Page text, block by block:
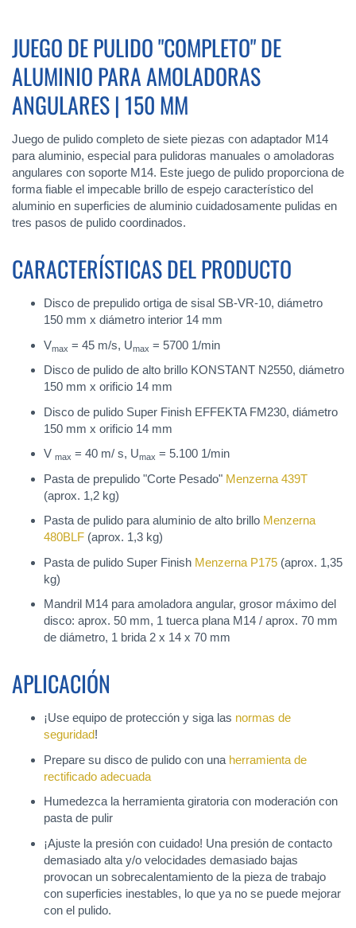
JUEGO DE PULIDO "COMPLETO" DE
ALUMINIO PARA AMOLADORAS
ANGULARES | 150 MM
Juego de pulido completo de siete piezas con adaptador M14
para aluminio, especial para pulidoras manuales o amoladoras
angulares con soporte M14. Este juego de pulido proporciona de
forma fiable el impecable brillo de espejo característico del
aluminio en superficies de aluminio cuidadosamente pulidas en
tres pasos de pulido coordinados.
CARACTERÍSTICAS DEL PRODUCTO
Disco de prepulido ortiga de sisal SB-VR-10, diámetro
150 mm x diámetro interior 14 mm
Vmax = 45 m/s, Umax = 5700 1/min
Disco de pulido de alto brillo KONSTANT N2550, diámetro
150 mm x orificio 14 mm
Disco de pulido Super Finish EFFEKTA FM230, diámetro
150 mm x orificio 14 mm
V max = 40 m/ s, Umax = 5.100 1/min
Pasta de prepulido "Corte Pesado" Menzerna 439T
(aprox. 1,2 kg)
Pasta de pulido para aluminio de alto brillo Menzerna
480BLF (aprox. 1,3 kg)
Pasta de pulido Super Finish Menzerna P175 (aprox. 1,35
kg)
Mandril M14 para amoladora angular, grosor máximo del
disco: aprox. 50 mm, 1 tuerca plana M14 / aprox. 70 mm
de diámetro, 1 brida 2 x 14 x 70 mm
APLICACIÓN
¡Use equipo de protección y siga las normas de
seguridad!
Prepare su disco de pulido con una herramienta de
rectificado adecuada
Humedezca la herramienta giratoria con moderación con
pasta de pulir
¡Ajuste la presión con cuidado! Una presión de contacto
demasiado alta y/o velocidades demasiado bajas
provocan un sobrecalentamiento de la pieza de trabajo
con superficies inestables, lo que ya no se puede mejorar
con el pulido.